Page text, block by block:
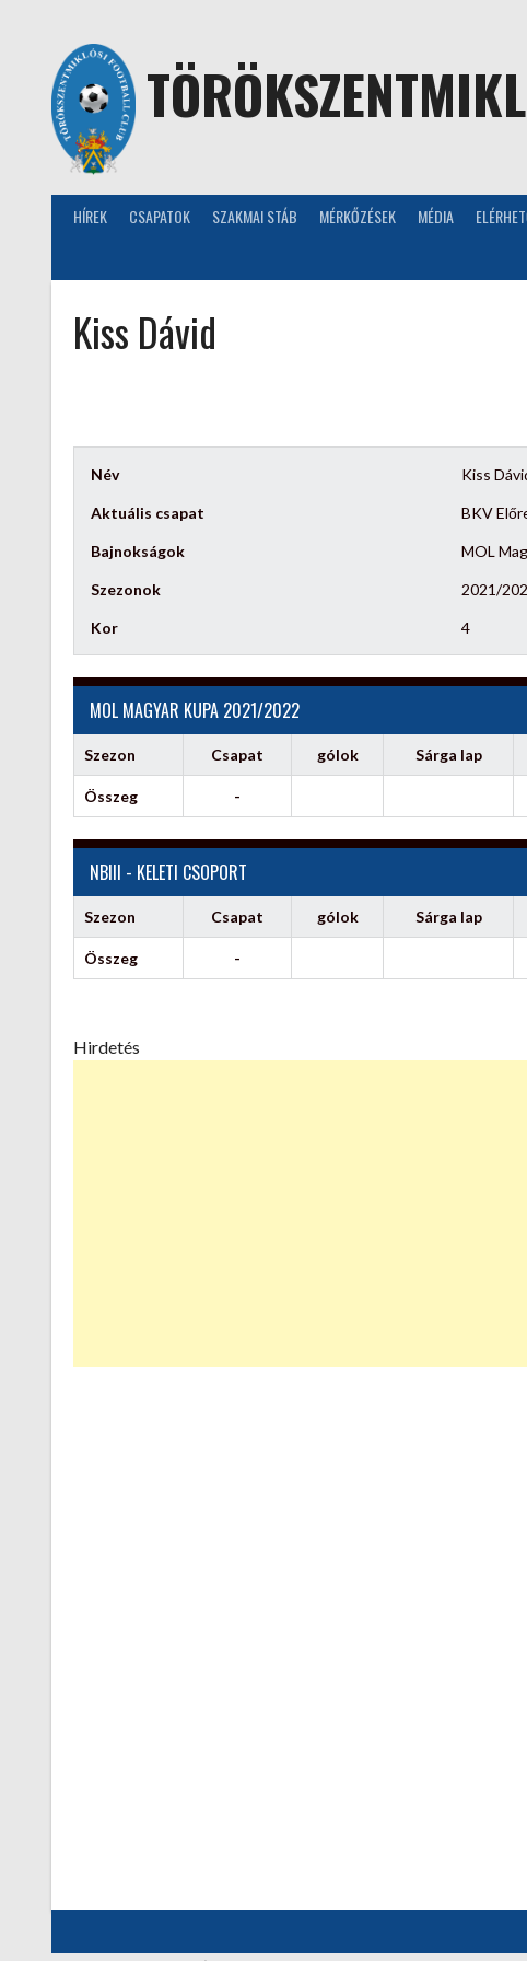
HÍREK CSAPATOK SZAKMAI STÁB MÉRKŐZÉSEK MÉDIA
Kiss Dávid
Név Kiss
Aktuális csapat BKV
Bajnokságok MOL
Szezonok 2021/
Kor 4
MOL MAGYAR KUPA 2021/2022
Szezon Csapat gólok Sárga lap
Összeg -
NBIII - KELETI CSOPORT
Szezon Csapat gólok Sárga lap
Összeg -
Hirdetés